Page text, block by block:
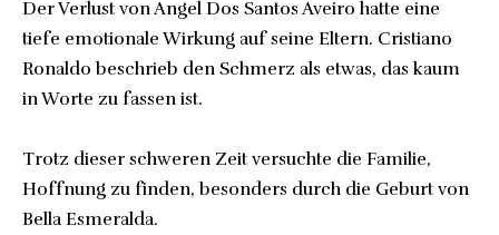
Der Verlust von Angel Dos Santos Aveiro hatte eine
tiefe emotionale Wirkung auf seine Eltern. Cristiano
Ronaldo beschrieb den Schmerz als etwas, das kaum
in Worte zu fassen ist.
Trotz dieser schweren Zeit versuchte die Familie,
Hoffnung zu finden, besonders durch die Geburt von
Bella Esmeralda.